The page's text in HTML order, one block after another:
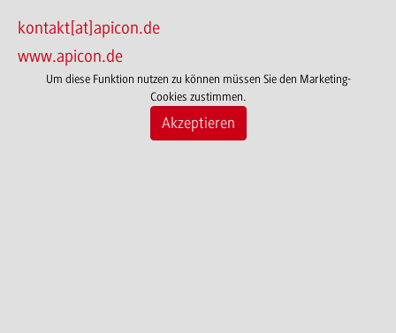
kontakt[at]apicon.de
www.apicon.de
Um diese Funktion nutzen zu können müssen Sie den Marketing-
Cookies zustimmen.
Akzeptieren